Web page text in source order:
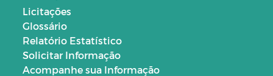
Licitações
Glossário
Relatório Estatístico
Solicitar Informação
Acompanhe sua Informação